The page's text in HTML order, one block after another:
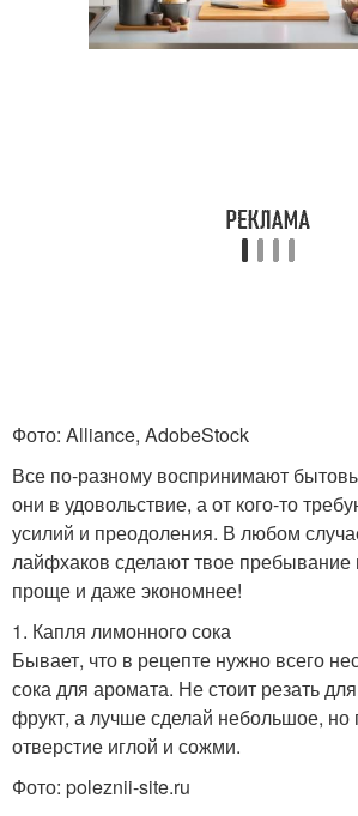
Фото: Alliance, AdobeStock
Все по-разному воспринимают
они в удовольствие, а от кого-то
усилий и преодоления. В любом
лайфхаков сделают твое пребывание
проще и даже экономнее!
1. Капля лимонного сока
Бывает, что в рецепте нужно всего
сока для аромата. Не стоит резать
фрукт, а лучше сделай небольшое, но
отверстие иглой и сожми.
Фото: poleznii-site.ru